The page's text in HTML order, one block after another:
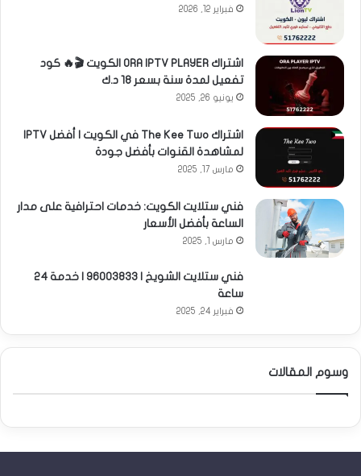
فبراير 12, 2026
اشتراك ORA IPTV PLAYER الكويت 🎬🔥 كود
تفعيل لمدة سنة بسعر 18 د.ك
يونيو 26, 2025
اشتراك The Kee Two في الكويت | أفضل IPTV
لمشاهدة القنوات بأفضل جودة
مارس 17, 2025
فني ستلايت الكويت: خدمات احترافية على مدار
الساعة بأفضل الأسعار
مارس 1, 2025
فني ستلايت الشويخ | 96003833 | خدمة 24
ساعة
فبراير 24, 2025
وسوم المقالات